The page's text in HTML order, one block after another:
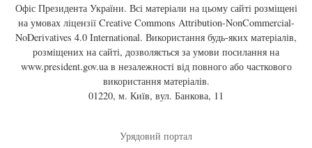
Офіс Президента України. Всі матеріали на цьому сайті розміщені
на умовах ліцензії Creative Commons Attribution-NonCommercial-
NoDerivatives 4.0 International. Використання будь-яких матеріалів,
розміщених на сайті, дозволяється за умови посилання на
www.president.gov.uaв незалежності від повного або часткового
використання матеріалів.
01220, м. Київ, вул. Банкова, 11
Урядовий портал